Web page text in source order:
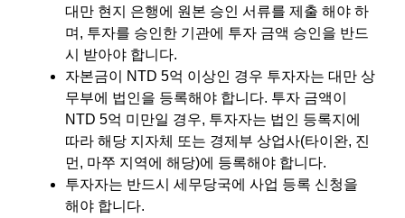
대만 현지 은행에 원본 승인 서류를 제출 해야 하
며, 투자를 승인한 기관에 투자 금액 승인을 반드
시 받아야 합니다.
자본금이 NTD 5억 이상인 경우 투자자는 대만 상
무부에 법인을 등록해야 합니다. 투자 금액이
NTD 5억 미만일 경우, 투자자는 법인 등록지에
따라 해당 지자체 또는 경제부 상업사(타이완, 진
먼, 마쭈 지역에 해당)에 등록해야 합니다.
투자자는 반드시 세무당국에 사업 등록 신청을
해야 합니다.